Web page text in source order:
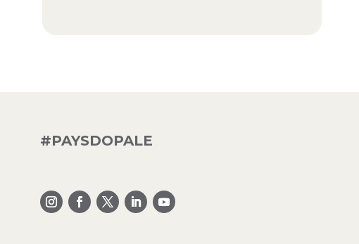
#PAYSDOPALE